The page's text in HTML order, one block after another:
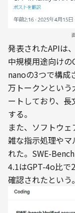
発表されたAPIは
中規模用途向け
nanoの3つで構成
万トークンとい
ートしており、
する。
また、ソフトウ
雑な指示処理や
れた。SWE-
4.1はGPT-4o比で
確認されたという。